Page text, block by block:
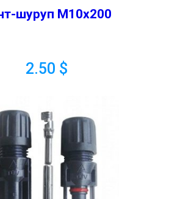
шуруп М10х200
2.50 $